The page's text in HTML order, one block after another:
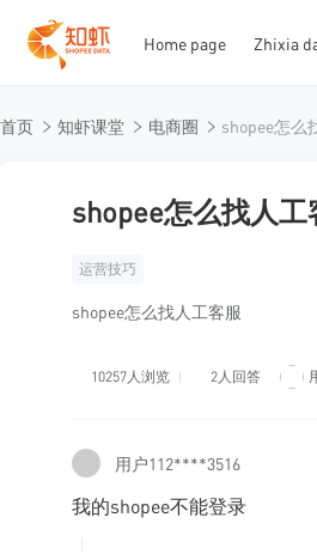
12345
Home page Zhixia
首页 知虾课堂 电商圈 shopee怎么
shopee怎么找人工
运营技巧
shopee怎么找人工客服
10257人浏览 2人回答
用户112****3516
我的shopee不能登录